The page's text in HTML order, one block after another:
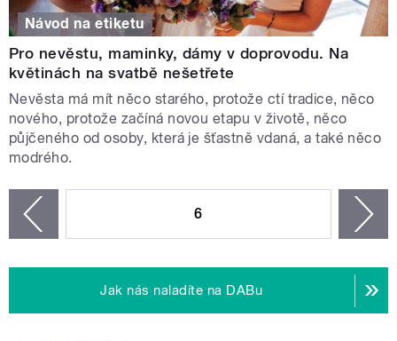
Návod na etiketu
Pro nevěstu, maminky, dámy v doprovodu. Na
květinách na svatbě nešetřete
Nevěsta má mít něco starého, protože ctí tradice, něco
nového, protože začíná novou etapu v životě, něco
půjčeného od osoby, která je šťastně vdaná, a také něco
modrého.
6
Jak nás naladíte na DABu